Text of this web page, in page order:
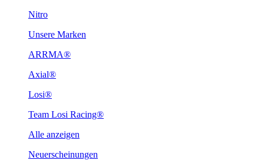
Nitro
Unsere Marken
ARRMA®
Axial®
Losi®
Team Losi Racing®
Alle anzeigen
Neuerscheinungen